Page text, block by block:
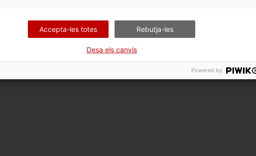
Accepta-les totes Rebutja-les
Desa els canvis
Powered by